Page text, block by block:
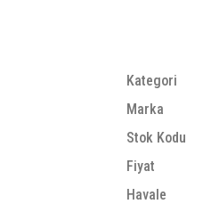
Kategori
Marka
Stok Kodu
Fiyat
Havale